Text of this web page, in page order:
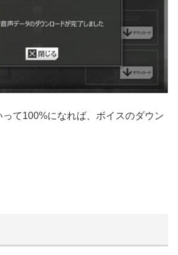
て100%になれば、ボイスのダウン